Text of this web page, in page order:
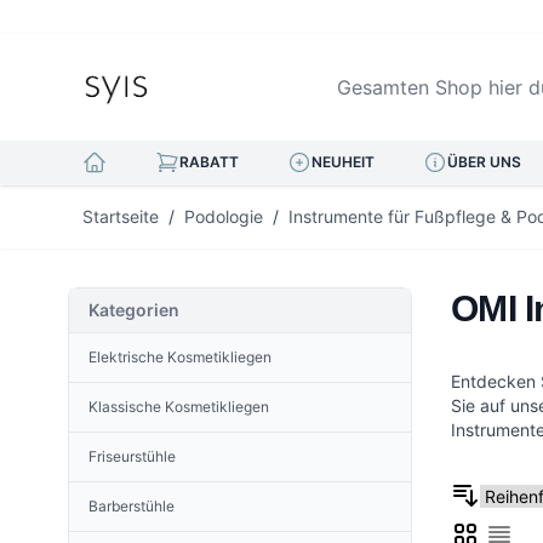
Gesamten Shop hier
RABATT NEUHEIT ÜBER UNS
Startseite / Podologie / Instrumente für Fußpflege &
OMI
Entdecken
Sie auf
Kategorien
Elektrische Kosmetikliegen
Klassische Kosmetikliegen
Friseurstühle
Barberstühle